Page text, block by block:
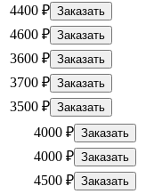
4400 ₽ Заказать
4600 ₽ Заказать
3600 ₽ Заказать
3700 ₽ Заказать
3500 ₽ Заказать
4000 ₽ Заказать
4000 ₽ Заказать
4500 ₽ Заказать